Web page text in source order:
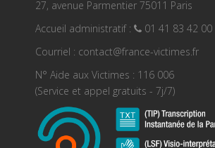
27, avenue Parmentier 75011 Paris
Accueil administratif :
01 41 83 42 00
Courriel : contact@france-victimes.fr
N° Aide aux Victimes : 116 006
(Service et appel gratuits - 7j/7)